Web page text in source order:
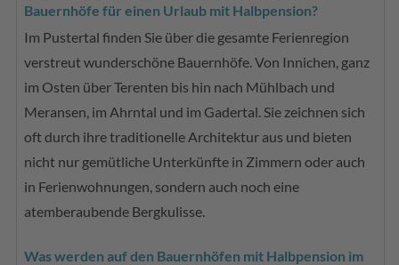
Bauernhöfe für einen Urlaub mit Halbpension?
Im Pustertal finden Sie über die gesamte Ferienregion
verstreut wunderschöne Bauernhöfe. Von Innichen, ganz
im Osten über Terenten bis hin nach Mühlbach und
Meransen, im Ahrntal und im Gadertal. Sie zeichnen sich
oft durch ihre traditionelle Architektur aus und bieten
nicht nur gemütliche Unterkünfte in Zimmern oder auch
in Ferienwohnungen, sondern auch noch eine
atemberaubende Bergkulisse.
Was werden auf den Bauernhöfen mit Halbpension im